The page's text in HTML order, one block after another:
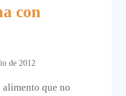
con
de 2012
alimento que no